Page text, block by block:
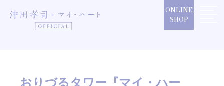
ONLINE
SHOP
おりづるタワー『マイ・ハー